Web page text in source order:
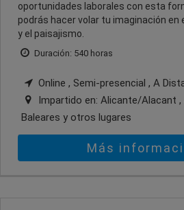
oportunidades laborales con esta
podrás hacer volar tu imaginación en
y el paisajismo.
Duración: 540 horas
Online , Semi-presencial , A
Impartido en: Alicante/Alacant ,
Baleares y otros lugares
Más